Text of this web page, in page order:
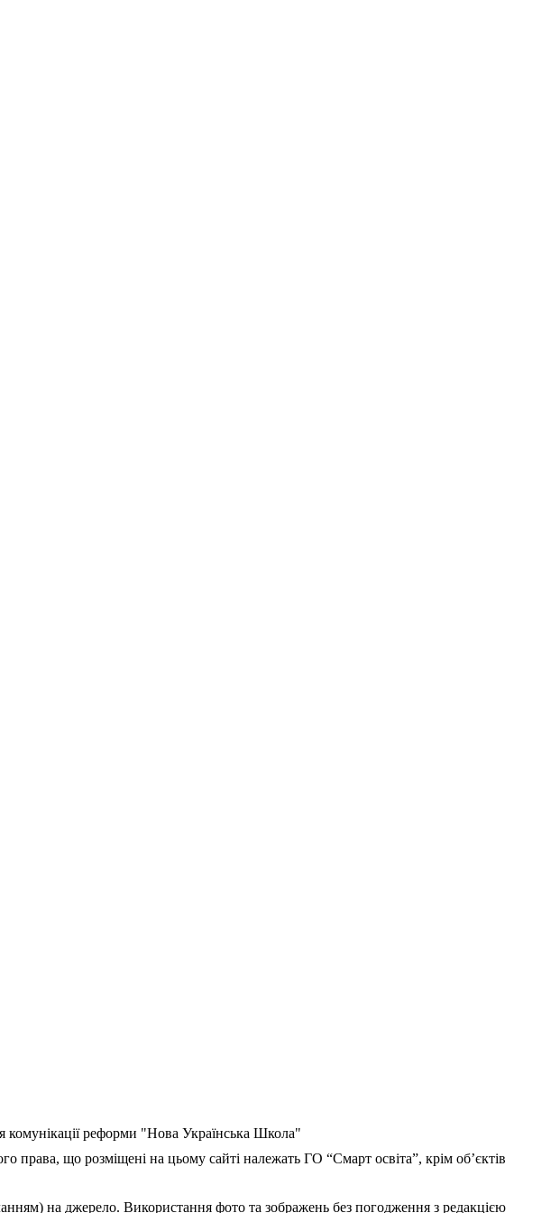
комунікації реформи "Нова Українська Школа"
права, що розміщені на цьому сайті належать ГО “Смарт освіта”, крім об’єктів
на джерело. Використання фото та зображень без погодження з редакцією